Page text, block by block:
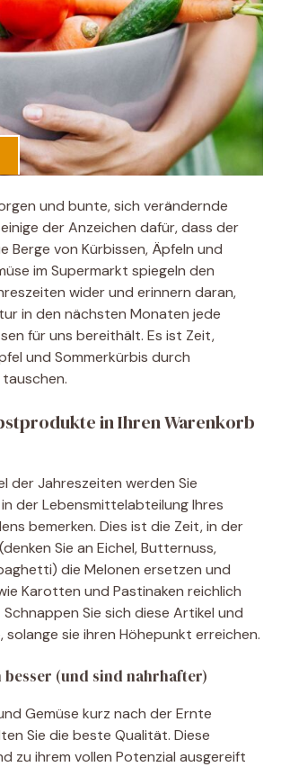
und bunte, sich verändernde
der Anzeichen dafür, dass der
Berge von Kürbissen, Äpfeln und
im Supermarkt spiegeln den
wider und erinnern daran,
in den nächsten Monaten jede
für uns bereithält. Es ist Zeit,
und Sommerkürbis durch
in Ihren Warenkorb
der Jahreszeiten werden Sie
der Lebensmittelabteilung Ihres
bemerken. Dies ist die Zeit, in der
Sie an Eichel, Butternuss,
die Melonen ersetzen und
Karotten und Pastinaken reichlich
Sie sich diese Artikel und
solange sie ihren Höhepunkt erreichen.
besser (und sind nahrhafter)
Gemüse kurz nach der Ernte
Sie die beste Qualität. Diese
zu ihrem vollen Potenzial ausgereift